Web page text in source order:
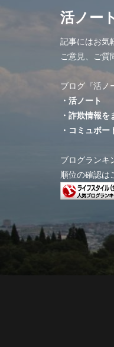
活ノー
記事にはお気
ご意見、ご質
ブログ『活ノ
・活ノート
・詐欺情報
・コミュボー
ブログランキ
順位の確認は